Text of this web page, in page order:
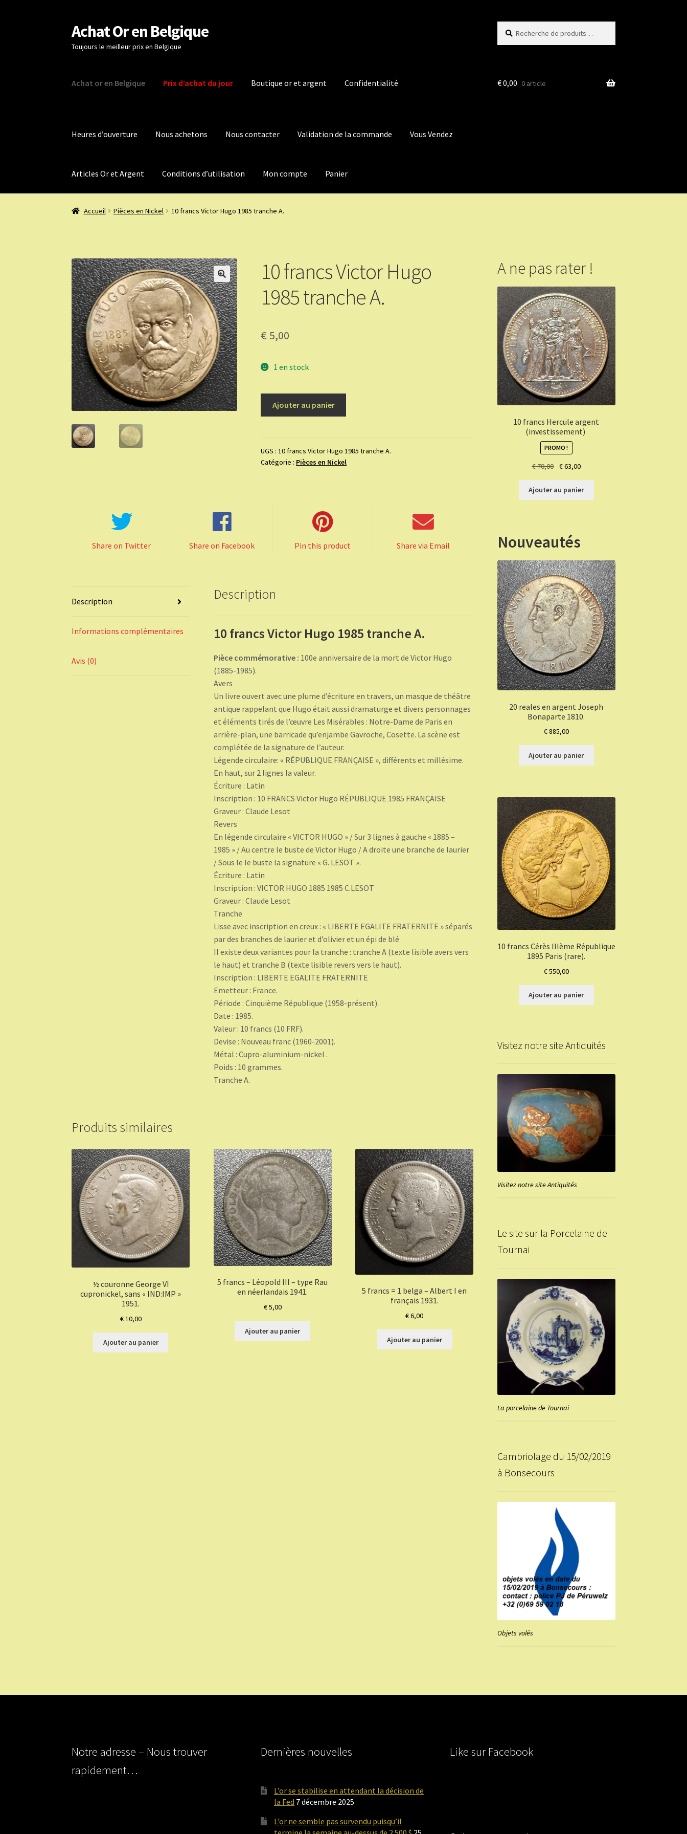
Aller
à
la
Aller
au
contenu
Achat Or en Belgique
Toujours le meilleur prix en Belgique
pour :
Achat or en Belgique Prix d’achat du jour Boutique or et argent Confidentialité
Heures d’ouverture Nous achetons Nous contacter Validation de la commande Vous Vendez
Articles Or et Argent Conditions d’utilisation Mon compte Panier
€0,00 0 article
Accueil Pièces en Nickel 10 francs Victor Hugo 1985 tranche A.
10 francs Victor Hugo
1985 tranche A.
€ 5,00
1 en stock
Victor
Hugo
Ajouter au panier
UGS :10 francs Victor Hugo 1985 tranche A.
Catégorie : Pièces en Nickel
Share on Twitter Share on Facebook Pin this product Share via Email
Description
Informations complémentaires
Avis (0)
Description
10 francs Victor Hugo 1985 tranche A.
Pièce commémorative : 100e anniversaire de la mort de Victor Hugo
(1885-1985).
Avers
Un livre ouvert avec une plume d’écriture en travers, un masque de théâtre
antique rappelant que Hugo était aussi dramaturge et divers personnages
et éléments tirés de l’œuvre Les Misérables : Notre-Dame de Paris en
arrière-plan, une barricade qu’enjambe Gavroche, Cosette. La scène est
complétée de la signature de l’auteur.
Légende circulaire: « RÉPUBLIQUE FRANÇAISE », différents et millésime.
En haut, sur 2 lignes la valeur.
Écriture : Latin
Inscription : 10 FRANCS Victor Hugo RÉPUBLIQUE 1985 FRANÇAISE
Graveur : Claude Lesot
Revers
En légende circulaire « VICTOR HUGO » / Sur 3 lignes à gauche « 1885 –
1985 » / Au centre le buste de Victor Hugo / A droite une branche de laurier
/ Sous le le buste la signature « G. LESOT ».
Écriture : Latin
Inscription : VICTOR HUGO 1885 1985 C.LESOT
Graveur : Claude Lesot
Tranche
Lisse avec inscription en creux : « LIBERTE EGALITE FRATERNITE » séparés
par des branches de laurier et d’olivier et un épi de blé
Il existe deux variantes pour la tranche : tranche A (texte lisible avers vers
le haut) et tranche B (texte lisible revers vers le haut).
Inscription : LIBERTE EGALITE FRATERNITE
Emetteur : France.
Période : Cinquième République (1958-présent).
Date : 1985.
Valeur : 10 francs (10 FRF).
Devise : Nouveau franc (1960-2001).
Métal : Cupro-aluminium-nickel .
Poids : 10 grammes.
Tranche A.
Produits similaires
½ couronne George VI
cupronickel, sans « IND:IMP »
1951.
€10,00
Ajouter au panier
5 francs – Léopold III – type Rau
en néerlandais 1941.
€5,00
Ajouter au panier
5 francs = 1 belga – Albert I en
français 1931.
€6,00
Ajouter au panier
A ne pas rater !
10 francs Hercule argent
(investissement)
PROMO !
€70,00
Le
initial
était :
€63,00Le
actuel
est :
Ajouter au panier
Nouveautés
20 reales en argent Joseph
Bonaparte 1810.
€885,00
Ajouter au panier
10 francs Cérès IIIème République
1895 Paris (rare).
€550,00
Ajouter au panier
Visitez notre site Antiquités
Visitez notre site Antiquités
Le site sur la Porcelaine de
Tournai
La porcelaine de Tournai
Cambriolage du 15/02/2019
à Bonsecours
Objets volés
Notre adresse – Nous trouver
rapidement…
Dernières nouvelles
L’or se stabilise en attendant la décision de
la Fed 7 décembre 2025
L’or ne semble pas survendu puisqu’il
Like sur Facebook